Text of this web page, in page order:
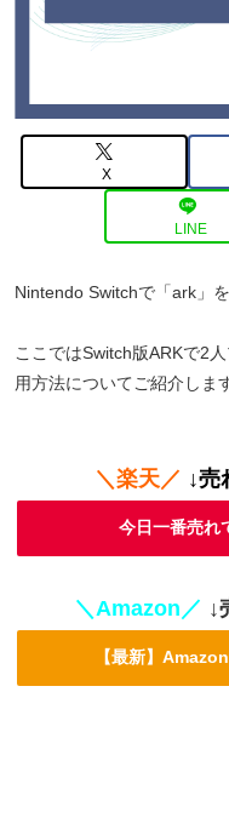
X
LINE
Nintendo Switchで「ark」
ここではSwitch版ARKで2
用方法についてご紹介しま
＼楽天／ ↓売
今日一番売れ
＼Amazon／ ↓
【最新】